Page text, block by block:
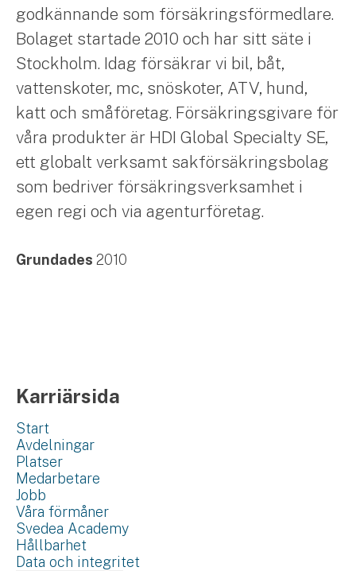
godkännande som försäkringsförmedlare.
Bolaget startade 2010 och har sitt säte i
Stockholm. Idag försäkrar vi bil, båt,
vattenskoter, mc, snöskoter, ATV, hund,
katt och småföretag. Försäkringsgivare för
våra produkter är HDI Global Specialty SE,
ett globalt verksamt sakförsäkringsbolag
som bedriver försäkringsverksamhet i
egen regi och via agenturföretag.
Grundades 2010
Karriärsida
Start
Avdelningar
Platser
Medarbetare
Jobb
Våra förmåner
Svedea Academy
Hållbarhet
Data och integritet